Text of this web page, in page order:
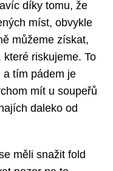
díky tomu, že
míst, obvykle
můžeme získat,
riskujeme. To
a tím pádem je
mít u soupeřů
daleko od
měli snažit fold